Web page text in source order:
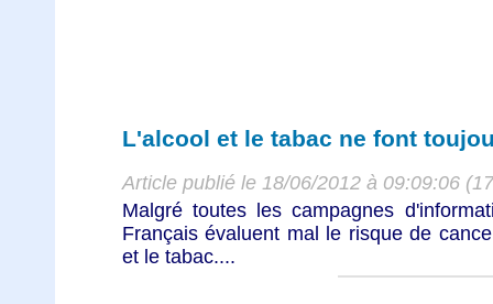
L'alcool et le tabac ne font
Article publié le 18/06/2012 à 09:09:06
Malgré toutes les campagnes
Français évaluent mal le risque de
et le tabac....